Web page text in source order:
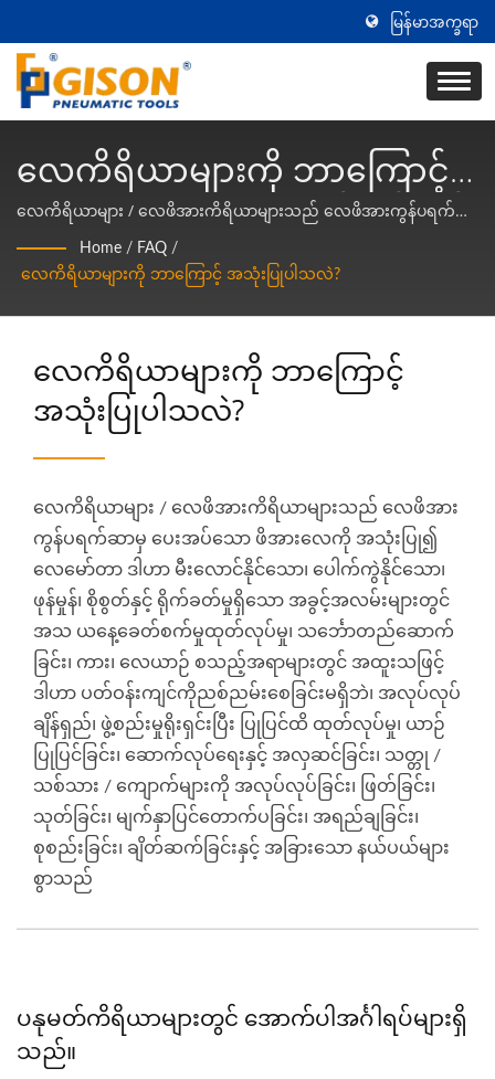
မြန်မာအက္ခရာ
လေကိရိယာများကို ဘာကြောင့်
အသုံးပြုပါသလဲ? | တိုင်းဝမ်တွင်
ထုတ်လုပ်သော လေကိရိယာများ
နှင့် လေထုတ်ကိရိယာများ
ထုတ်လုပ်သူ | Gison
လေကိရိယာများ / လေဖိအားကိရိယာများသည် လေဖိအားကွန်ပရက်
ဆာမှ ပေးအပ်သော ဖိအားလေကို အသုံးပြု၍ လေမော်တာ ဒါဟာ
မီးလောင်နိုင်သော၊ ပေါက်ကွဲနိုင်သော၊ ဖုန်မှုန်၊ စိုစွတ်နှင့် ရိုက်ခတ်မှုရှိ
သော အခွင့်အလမ်းများတွင် အသ ယနေ့ခေတ်စက်မှုထုတ်လုပ်မှု၊
သင်္ဘောတည်ဆောက်ခြင်း၊ ကား၊ လေယာဉ် စသည့်အရာများတွင်
ချိန်ရှည်၊ ဖွဲ့စည်းမှုရိုးရှင်းပြီး ပြုပြင်ထိ ထုတ်လုပ်မှု၊ ယာဉ်ပြုပြင်ခြင်း၊
ဆောက်လုပ်ရေးနှင့် အလှဆင်ခြင်း၊ သတ္တု / သစ်သား / ကျောက်များကို
အလုပ်လုပ်ခြင်း၊ ဖြတ်ခြင်း၊ သုတ်ခြင်း၊ မျက်နှာပြင်တောက်ပခြင်း၊
Home / FAQ /
လေကိရိယာများကို ဘာကြောင့် အသုံးပြုပါသလဲ?
လေကိရိယာများကို ဘာကြောင့်
အသုံးပြုပါသလဲ?
လေကိရိယာများ / လေဖိအားကိရိယာများသည် လေဖိအား
ကွန်ပရက်ဆာမှ ပေးအပ်သော ဖိအားလေကို အသုံးပြု၍
လေမော်တာ ဒါဟာ မီးလောင်နိုင်သော၊ ပေါက်ကွဲနိုင်သော၊
ဖုန်မှုန်၊ စိုစွတ်နှင့် ရိုက်ခတ်မှုရှိသော အခွင့်အလမ်းများတွင်
အသ ယနေ့ခေတ်စက်မှုထုတ်လုပ်မှု၊ သင်္ဘောတည်ဆောက်
ခြင်း၊ ကား၊ လေယာဉ် စသည့်အရာများတွင် အထူးသဖြင့်
ဒါဟာ ပတ်ဝန်းကျင်ကိုညစ်ညမ်းစေခြင်းမရှိဘဲ၊ အလုပ်လုပ်
ချိန်ရှည်၊ ဖွဲ့စည်းမှုရိုးရှင်းပြီး ပြုပြင်ထိ ထုတ်လုပ်မှု၊ ယာဉ်
ပြုပြင်ခြင်း၊ ဆောက်လုပ်ရေးနှင့် အလှဆင်ခြင်း၊ သတ္တု /
သစ်သား / ကျောက်များကို အလုပ်လုပ်ခြင်း၊ ဖြတ်ခြင်း၊
သုတ်ခြင်း၊ မျက်နှာပြင်တောက်ပခြင်း၊ အရည်ချခြင်း၊
စုစည်းခြင်း၊ ချိတ်ဆက်ခြင်းနှင့် အခြားသော နယ်ပယ်များ
စွာသည်
ပနုမတ်ကိရိယာများတွင် အောက်ပါအင်္ဂါရပ်များရှိ
သည်။